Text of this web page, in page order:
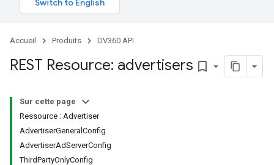
Accueil Produits DV360 API
REST Resource: advertisers bookmark_border
Sur cette page
Ressource : Advertiser
AdvertiserGeneralConfig
AdvertiserAdServerConfig
ThirdPartyOnlyConfig